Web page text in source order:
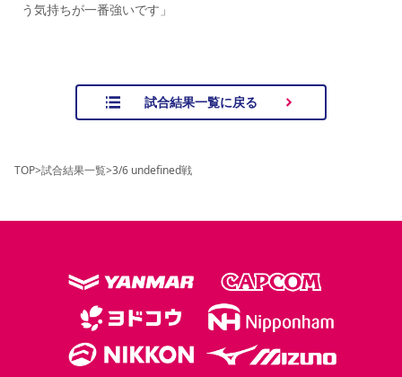
う気持ちが一番強いです」
試合結果一覧に戻る
TOP>試合結果一覧>3/6 undefined戦